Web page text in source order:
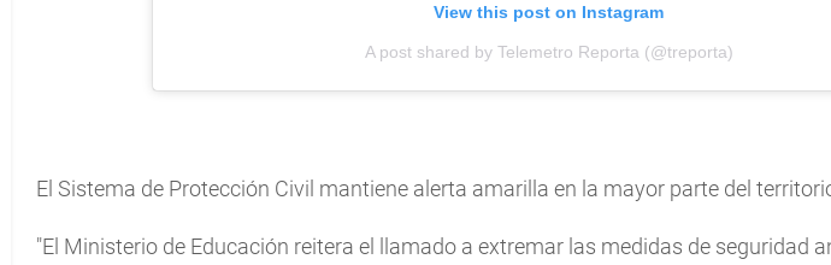
View this post on Instagram
A post shared by Telemetro Reporta (@treporta)
El Sistema de Protección Civil mantiene alerta amarilla en la mayor parte del
"El Ministerio de Educación reitera el llamado a extremar las medidas de seguridad